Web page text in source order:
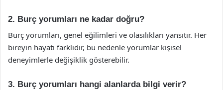
2. Burç yorumları ne kadar doğru?
Burç yorumları, genel eğilimleri ve olasılıkları yansıtır. Her
bireyin hayatı farklıdır, bu nedenle yorumlar kişisel
deneyimlerle değişiklik gösterebilir.
3. Burç yorumları hangi alanlarda bilgi verir?